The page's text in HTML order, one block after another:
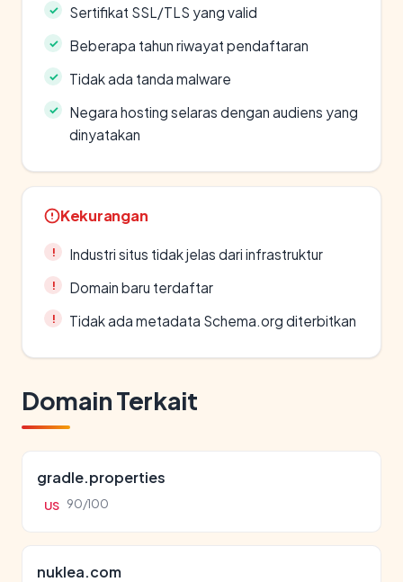
Sertifikat SSL/TLS yang valid
Beberapa tahun riwayat pendaftaran
Tidak ada tanda malware
Negara hosting selaras dengan audiens yang
dinyatakan
Kekurangan
Industri situs tidak jelas dari infrastruktur
Domain baru terdaftar
Tidak ada metadata Schema.org diterbitkan
Domain Terkait
gradle.properties
US 90/100
nuklea.com